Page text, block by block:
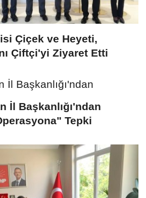
Çiçek ve Heyeti,
Çiftçi'yi Ziyaret Etti
İl Başkanlığı'ndan
Tepki